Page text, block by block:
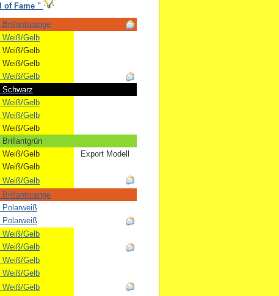
of Fame "
Brillantorange
Weiß/Gelb
Weiß/Gelb
Weiß/Gelb
Weiß/Gelb
Schwarz
Weiß/Gelb
Weiß/Gelb
Weiß/Gelb
Brillantgrün
Weiß/Gelb
Export Modell
Weiß/Gelb
Weiß/Gelb
Brillantorange
Polarweiß
Polarweiß
Weiß/Gelb
Weiß/Gelb
Weiß/Gelb
Weiß/Gelb
Weiß/Gelb